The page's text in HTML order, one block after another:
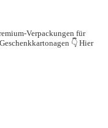
Verpackungen für
👇 Hier